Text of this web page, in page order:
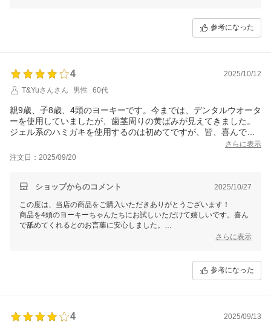
参考になった
4
2025/10/12
T&Yuさんさん
男性 60代
親9歳、子8歳、4頭のヨーキーです。今までは、デンタルウオータ
ーを使用していましたが、歯茎周りの黄ばみが見えてきました。
ジェル系のハミガキを使用するのは初めてですが、皆、喜んで舐
めてくれます。使用し2週間が経ちますが、目に見えた効果は分か
りません。今後の効果に期待します。
さらに表示
注文日：2025/09/20
ショップからのコメント 2025/10/27
この度は、当店の商品をご購入いただきありがとうございます！
商品を4頭のヨーキーちゃんたちにお試しいただけて嬉しいです。喜ん
で舐めてくれるとのお言葉に安心しました。
また気になることがございましたら、お気軽にお問い合わせください。
今後もワンちゃんとの健康な生活をお支えできるよう励んでまいりま
さらに表示
参考になった
4
2025/09/13